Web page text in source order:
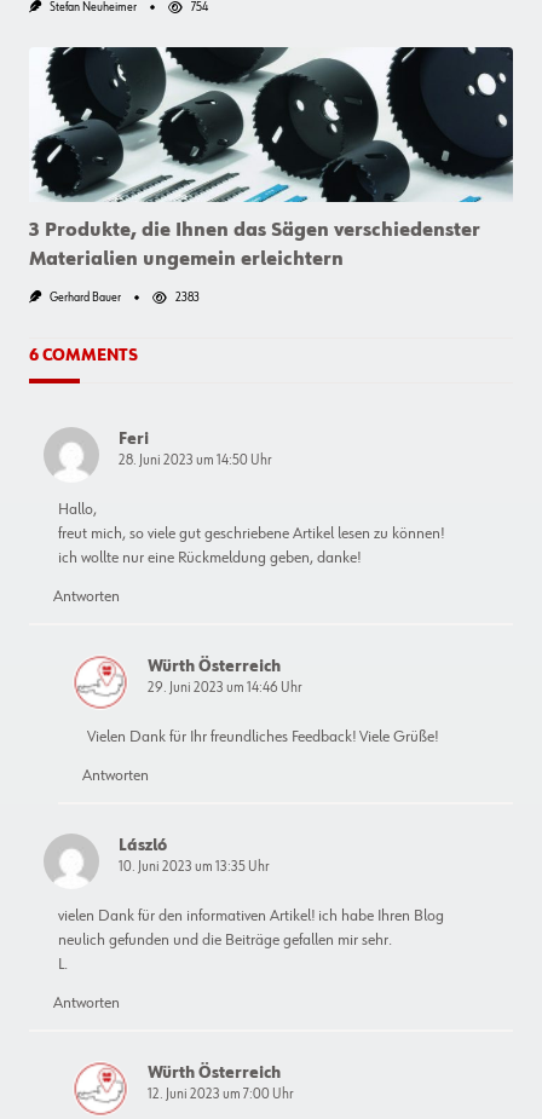
Stefan Neuheimer 754
3 Produkte, die Ihnen das Sägen verschiedenster
Materialien ungemein erleichtern
Gerhard Bauer 2383
6 COMMENTS
Feri
28. Juni 2023 um 14:50 Uhr
Hallo,
freut mich, so viele gut geschriebene Artikel lesen zu können!
ich wollte nur eine Rückmeldung geben, danke!
Antworten
Würth Österreich
29. Juni 2023 um 14:46 Uhr
Vielen Dank für Ihr freundliches Feedback! Viele Grüße!
Antworten
László
10. Juni 2023 um 13:35 Uhr
vielen Dank für den informativen Artikel! ich habe Ihren Blog
neulich gefunden und die Beiträge gefallen mir sehr.
L.
Antworten
Würth Österreich
12. Juni 2023 um 7:00 Uhr